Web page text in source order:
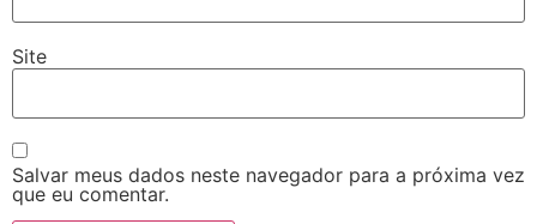
Site
Salvar meus dados neste navegador para a próxima vez
que eu comentar.